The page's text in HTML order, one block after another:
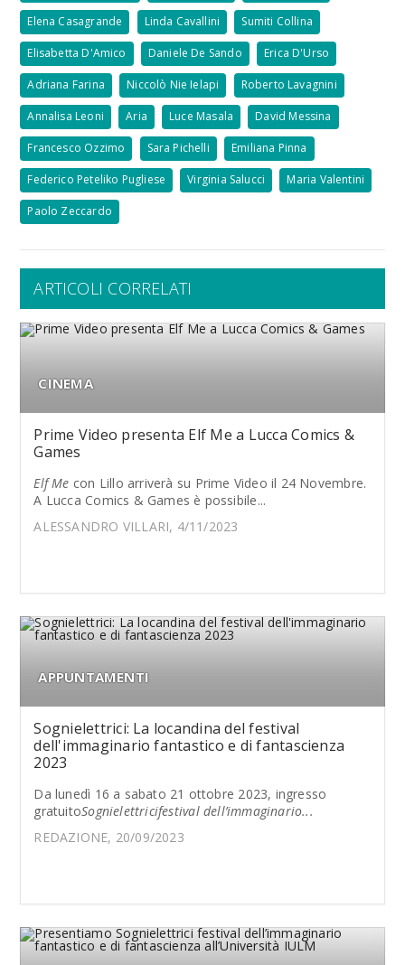
Elena Casagrande Linda Cavallini Sumiti Collina
Elisabetta D'Amico Daniele De Sando Erica D'Urso
Adriana Farina Niccolò Nie Ielapi Roberto Lavagnini
Annalisa Leoni Aria Luce Masala David Messina
Francesco Ozzimo Sara Pichelli Emiliana Pinna
Federico Peteliko Pugliese Virginia Salucci Maria Valentini
Paolo Zeccardo
ARTICOLI CORRELATI
CINEMA
Prime Video presenta Elf Me a Lucca Comics &
Games
Elf Me con Lillo arriverà su Prime Video il 24 Novembre.
A Lucca Comics & Games è possibile...
ALESSANDRO VILLARI, 4/11/2023
APPUNTAMENTI
Sognielettrici: La locandina del festival
dell'immaginario fantastico e di fantascienza
2023
Da lunedì 16 a sabato 21 ottobre 2023, ingresso
gratuitoSognielettricifestival dell’immaginario...
REDAZIONE, 20/09/2023